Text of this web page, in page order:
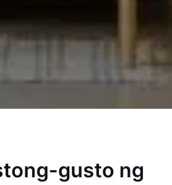
gusto ng